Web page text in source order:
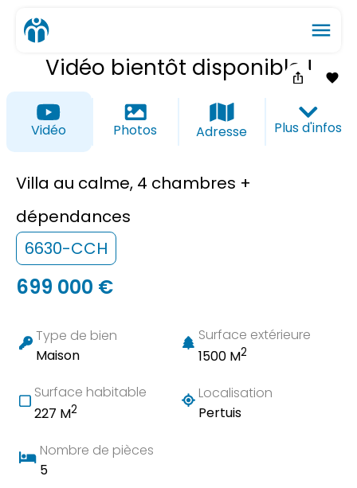
menu
Vidéo bientôt disponible !
ios_share favorite_border
Vidéo Photos Adresse Plus d'infos
Villa au calme, 4 chambres +
dépendances
6630-CCH
699 000 €
Type de bien
Maison
Surface extérieure
1500 M2
Surface habitable
227 M2
Localisation
Pertuis
Nombre de pièces
5